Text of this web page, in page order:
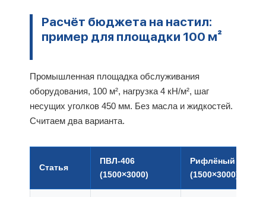
Расчёт бюджета на настил:
пример для площадки 100 м²
Промышленная площадка обслуживания
оборудования, 100 м², нагрузка 4 кН/м², шаг
несущих уголков 450 мм. Без масла и жидкостей.
Считаем два варианта.
Статья
ПВЛ-406
(1500×3000)
Рифлёный 4 мм
(1500×3000)